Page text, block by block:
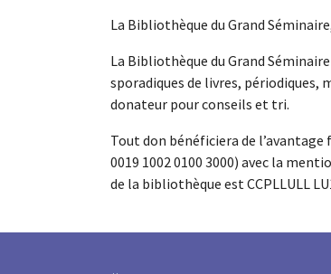
La Bibliothèque du Grand
La Bibliothèque du Grand
sporadiques de livres,
donateur pour conseils et tri.
Tout don bénéficiera de
0019 1002 0100 3000) avec la
de la bibliothèque est CCPLLULL